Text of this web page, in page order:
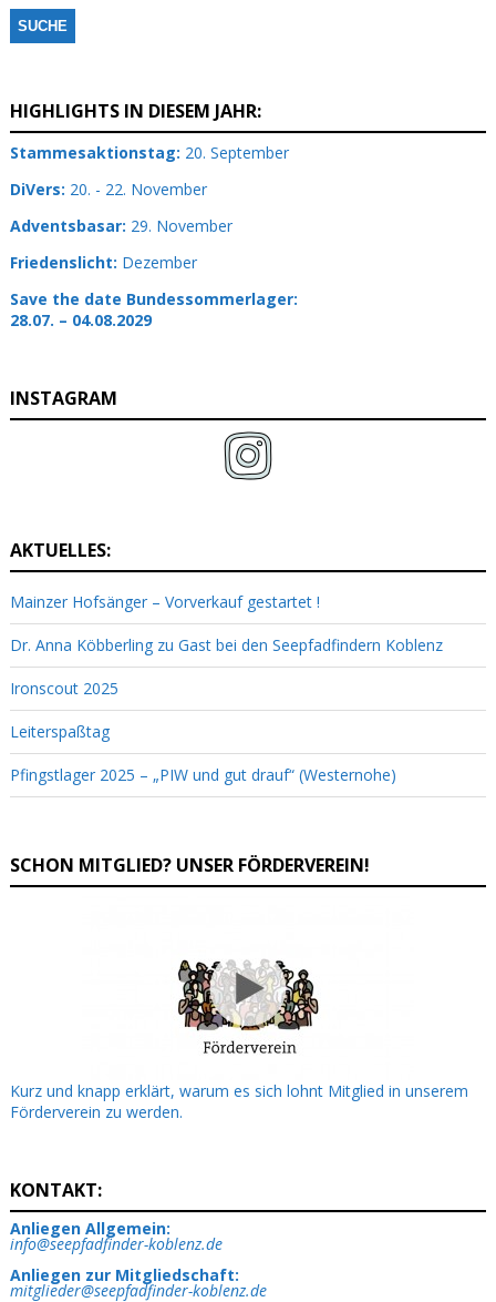
HIGHLIGHTS IN DIESEM JAHR:
Stammesaktionstag: 20. September
DiVers: 20. - 22. November
Adventsbasar: 29. November
Friedenslicht: Dezember
Save the date Bundessommerlager:
28.07. – 04.08.2029
INSTAGRAM
AKTUELLES:
Mainzer Hofsänger – Vorverkauf gestartet !
Dr. Anna Köbberling zu Gast bei den Seepfadfindern Koblenz
Ironscout 2025
Leiterspaßtag
Pfingstlager 2025 – „PIW und gut drauf“ (Westernohe)
SCHON MITGLIED? UNSER FÖRDERVEREIN!
Kurz und knapp erklärt, warum es sich lohnt Mitglied in unserem
Förderverein zu werden.
KONTAKT:
Anliegen Allgemein:
info@seepfadfinder-koblenz.de
Anliegen zur Mitgliedschaft:
mitglieder@seepfadfinder-koblenz.de